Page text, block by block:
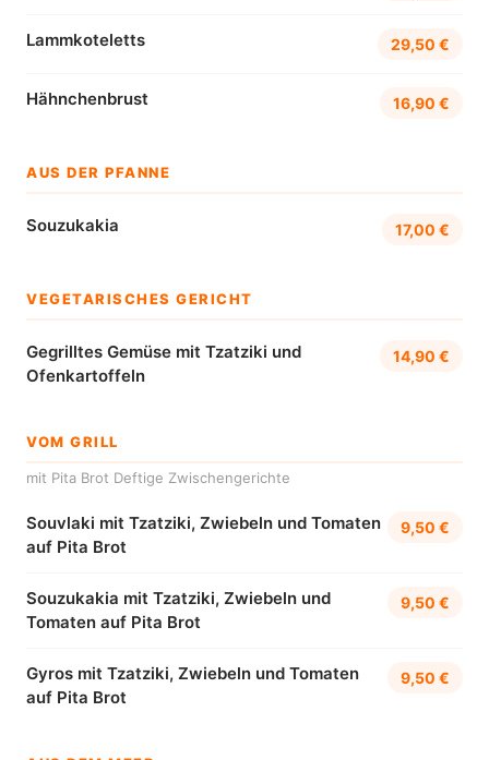
Lammkoteletts 29,50 €
Hähnchenbrust 16,90 €
AUS DER PFANNE
Souzukakia 17,00 €
VEGETARISCHES GERICHT
Gegrilltes Gemüse mit Tzatziki und
Ofenkartoffeln
14,90 €
VOM GRILL
mit Pita Brot Deftige Zwischengerichte
Souvlaki mit Tzatziki, Zwiebeln und Tomaten
auf Pita Brot
9,50 €
Souzukakia mit Tzatziki, Zwiebeln und
Tomaten auf Pita Brot
9,50 €
Gyros mit Tzatziki, Zwiebeln und Tomaten
auf Pita Brot
9,50 €